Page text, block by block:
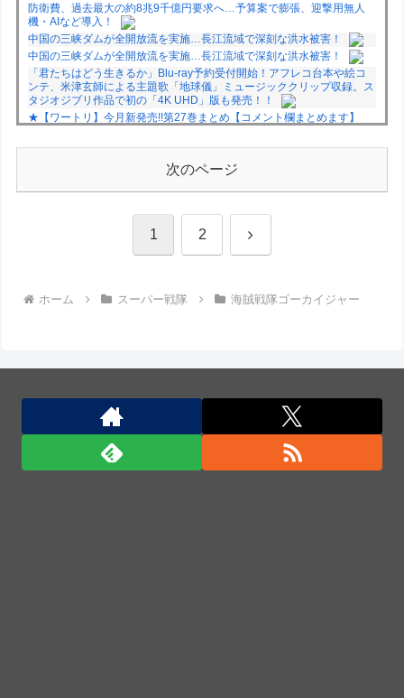
防衛費、過去最大の約8兆9千億円要求へ…予算案で膨張、迎撃用無人
機・AIなど導入！
中国の三峡ダムが全開放流を実施…長江流域で深刻な洪水被害！
中国の三峡ダムが全開放流を実施…長江流域で深刻な洪水被害！
「君たちはどう生きるか」Blu-ray予約受付開始！アフレコ台本や絵コ
ンテ、米津玄師による主題歌「地球儀」ミュージッククリップ収録。ス
タジオジブリ作品で初の「4K UHD」版も発売！！
★【ワートリ】今月新発売!!第27巻まとめ【コメント欄まとめます】
★【ワートリ】今月第241話「遠征選抜試験㊲」第242話「遠征選抜試
験㊳」【コメント欄まとめます】【しばらく固定記事です】
★【ワートリ】風間隊3人≒忍田単騎くらいのイメージかな
次のページ
1 2 次
ホーム スーパー戦隊 海賊戦隊ゴーカイジャー